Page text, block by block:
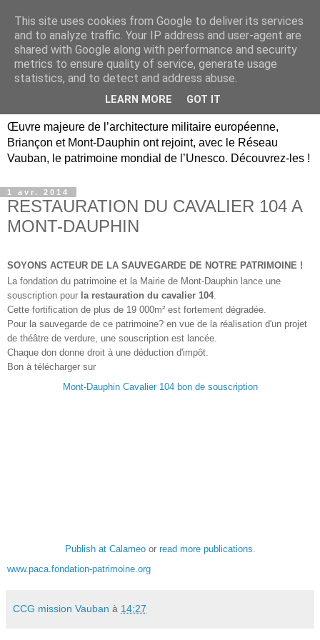
Briançon, Mont-Dauphin,
Vauban Unesco Hautes-
Œuvre majeure de l’architecture militaire européenne,
Briançon et Mont-Dauphin ont rejoint, avec le Réseau
Vauban, le patrimoine mondial de l’Unesco. Découvrez-les !
1 avr. 2014
RESTAURATION DU CAVALIER 104 A
MONT-DAUPHIN
SOYONS ACTEUR DE LA SAUVEGARDE DE NOTRE PATRIMOINE !
La fondation du patrimoine et la Mairie de Mont-Dauphin lance une
souscription pour la restauration du cavalier 104.
Cette fortification de plus de 19 000m² est fortement dégradée.
Pour la sauvegarde de ce patrimoine? en vue de la réalisation d'un projet
de théâtre de verdure, une souscription est lancée.
Chaque don donne droit à une déduction d'impôt.
Bon à télécharger sur
Mont-Dauphin Cavalier 104 bon de souscription
Publish at Calameoor read more publications
www.paca.fondation-patrimoine. org
CCG mission Vauban à 14:27
This site uses cookies from Google to deliver its services
and to analyze traffic. Your IP address and user-agent are
shared with Google along with performance and security
metrics to ensure quality of service, generate usage
statistics, and to detect and address abuse.
LEARN MORE GOT IT